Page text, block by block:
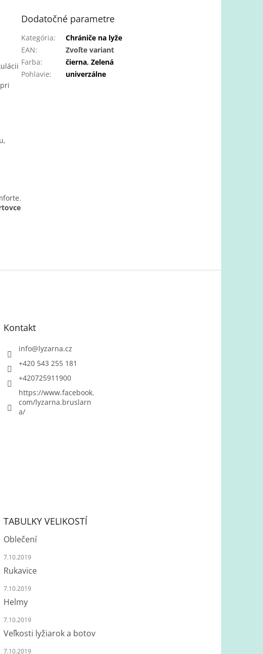
Dodatočné parametre
Kategória:
Chrániče na lyže
EAN:
Zvoľte variant
Farba: čierna,Zelená
Pohlavie: univerzálne
Kontakt
info@lyzarna.cz
+420 543 255 181
+420725911900
https://www.facebook.
com/lyzarna.bruslarn
a/
TABULKY VELIKOSTÍ
Oblečení
7.10.2019
Rukavice
7.10.2019
Helmy
7.10.2019
Veľkosti lyžiarok a botov
7.10.2019